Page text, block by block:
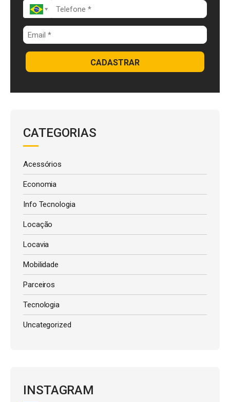
CADASTRAR
CATEGORIAS
Acessórios
Economia
Info Tecnologia
Locação
Locavia
Mobilidade
Parceiros
Tecnologia
Uncategorized
INSTAGRAM